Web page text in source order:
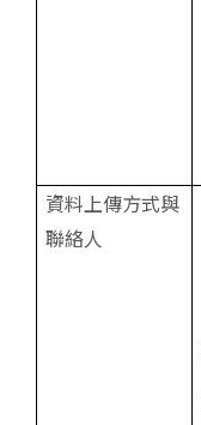
資料上傳方式與
聯絡人